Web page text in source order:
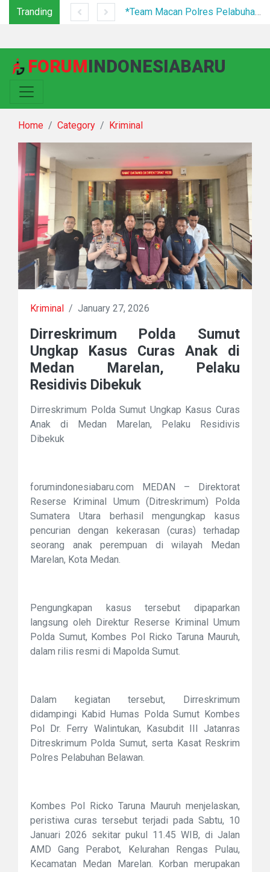
Tranding *Team Macan Polres Pelabuhan Belawan Amankan Tiga Anggota Geng Motor di Marelan Pasar 9*
FORUMINDONESIABARU
Home Category Kriminal
Kriminal / January 27, 2026
Dirreskrimum Polda Sumut
Ungkap Kasus Curas Anak di
Medan Marelan, Pelaku
Residivis Dibekuk
Dirreskrimum Polda Sumut Ungkap Kasus Curas
Anak di Medan Marelan, Pelaku Residivis
Dibekuk
forumindonesiabaru.com MEDAN – Direktorat
Reserse Kriminal Umum (Ditreskrimum) Polda
Sumatera Utara berhasil mengungkap kasus
pencurian dengan kekerasan (curas) terhadap
seorang anak perempuan di wilayah Medan
Marelan, Kota Medan.
Pengungkapan kasus tersebut dipaparkan
langsung oleh Direktur Reserse Kriminal Umum
Polda Sumut, Kombes Pol Ricko Taruna Mauruh,
dalam rilis resmi di Mapolda Sumut.
Dalam kegiatan tersebut, Dirreskrimum
didampingi Kabid Humas Polda Sumut Kombes
Pol Dr. Ferry Walintukan, Kasubdit III Jatanras
Ditreskrimum Polda Sumut, serta Kasat Reskrim
Polres Pelabuhan Belawan.
Kombes Pol Ricko Taruna Mauruh menjelaskan,
peristiwa curas tersebut terjadi pada Sabtu, 10
Januari 2026 sekitar pukul 11.45 WIB, di Jalan
AMD Gang Perabot, Kelurahan Rengas Pulau,
Kecamatan Medan Marelan. Korban merupakan